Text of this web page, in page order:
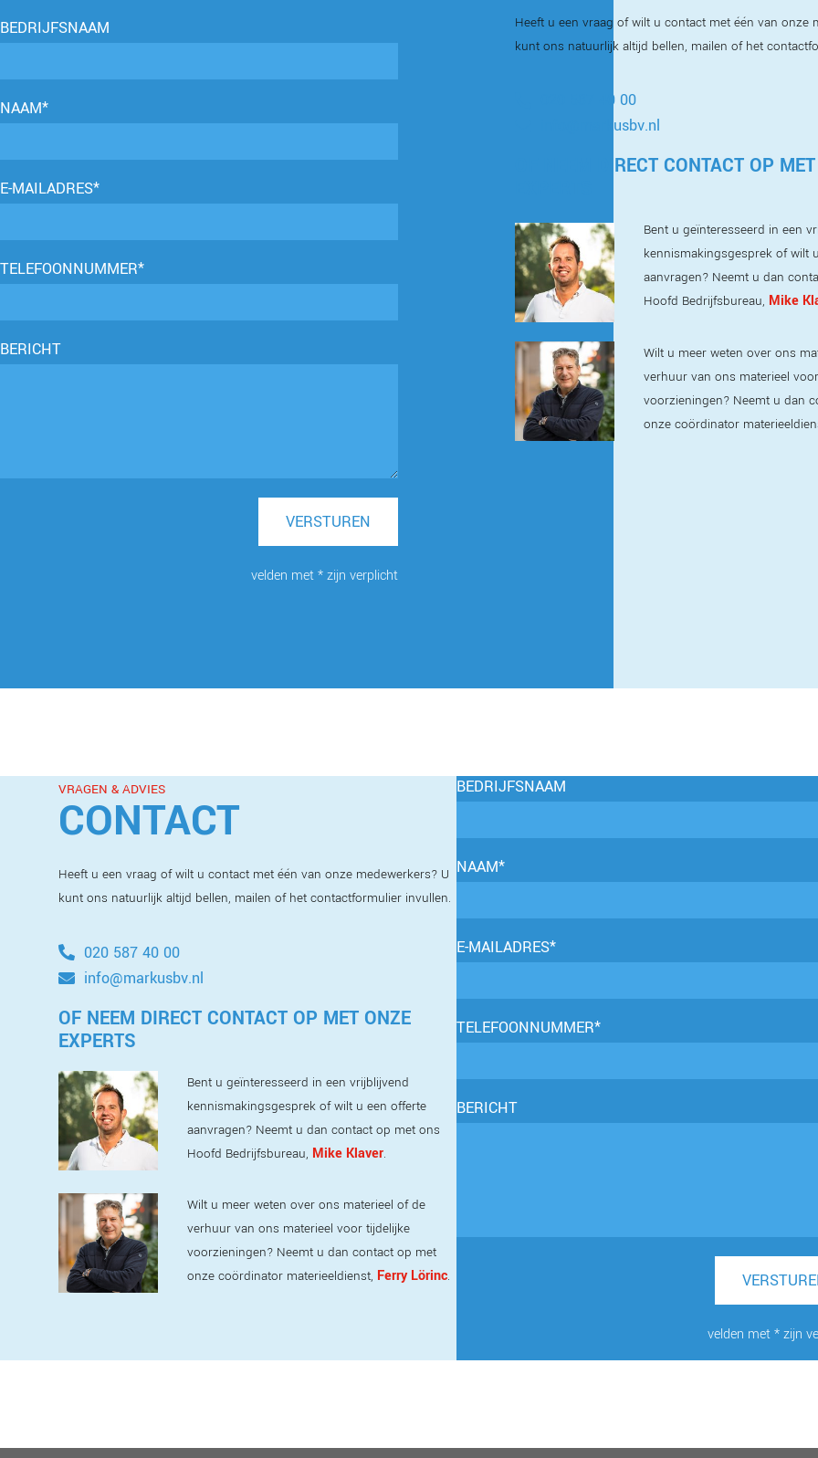
BEDRIJFSNAAM
NAAM*
E-MAILADRES*
TELEFOONNUMMER*
BERICHT
VERSTUREN
velden met * zijn verplicht
Heeft u een vraag of wilt u contact met één van onze
kunt ons natuurlijk altijd bellen, mailen of het
020 587 40 00
info@markusbv.nl
OF NEEM DIRECT CONTACT OP
Bent u geïnteresseerd in een
kennismakingsgesprek of wilt
aanvragen? Neemt u dan
Hoofd Bedrijfsbureau, Mike
Wilt u meer weten over ons
verhuur van ons materieel
voorzieningen? Neemt u dan
onze coördinator
VRAGEN & ADVIES
CONTACT
Heeft u een vraag of wilt u contact met één van onze medewerkers? U
kunt ons natuurlijk altijd bellen, mailen of het contactformulier invullen.
020 587 40 00
info@markusbv.nl
OF NEEM DIRECT CONTACT OP MET ONZE
EXPERTS
Bent u geïnteresseerd in een vrijblijvend
kennismakingsgesprek of wilt u een offerte
aanvragen? Neemt u dan contact op met ons
Hoofd Bedrijfsbureau, Mike Klaver.
Wilt u meer weten over ons materieel of de
verhuur van ons materieel voor tijdelijke
voorzieningen? Neemt u dan contact op met
onze coördinator materieeldienst, Ferry Lörinc.
BEDRIJFSNAAM
NAAM*
E-MAILADRES*
TELEFOONNUMMER*
BERICHT
velden met * zijn